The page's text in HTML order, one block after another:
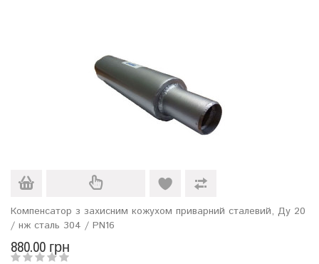
Компенсатор з захисним кожухом приварний сталевий, Ду 20
/ нж сталь 304 / PN16
880.00 грн